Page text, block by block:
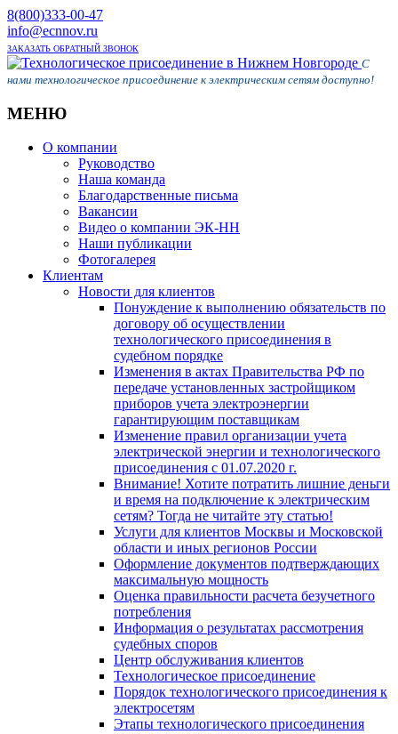
8(800)333-00-47
info@ecnnov.ru
ЗАКАЗАТЬ ОБРАТНЫЙ ЗВОНОК
С
нами технологическое присоединение к электрическим сетям доступно!
МЕНЮ
Skip
О компании
Руководство
Наша команда
Благодарственные письма
Вакансии
Видео о компании ЭК-НН
Наши публикации
Фотогалерея
Клиентам
Новости для клиентов
Понуждение к выполнению обязательств по
договору об осуществлении
технологического присоединения в
судебном порядке
Изменения в актах Правительства РФ по
передаче установленных застройщиком
приборов учета электроэнергии
гарантирующим поставщикам
Изменение правил организации учета
электрической энергии и технологического
присоединения с 01.07.2020 г.
Внимание! Хотите потратить лишние деньги
и время на подключение к электрическим
сетям? Тогда не читайте эту статью!
Услуги для клиентов Москвы и Московской
области и иных регионов России
Оформление документов подтверждающих
максимальную мощность
Oценка правильности расчета безучетного
потребления
Информация о результатах рассмотрения
судебных споров
Центр обслуживания клиентов
Технологическое присоединение
Порядок технологического присоединения к
электросетям
Этапы технологического присоединения